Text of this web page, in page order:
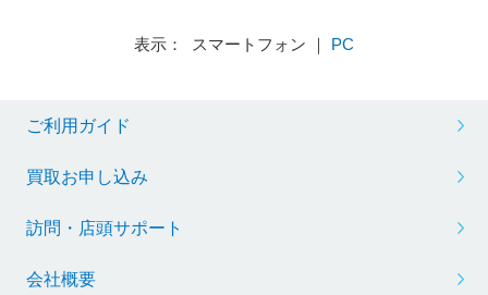
表示： スマートフォン ｜ PC
ご利用ガイド
買取お申し込み
訪問・店頭サポート
会社概要